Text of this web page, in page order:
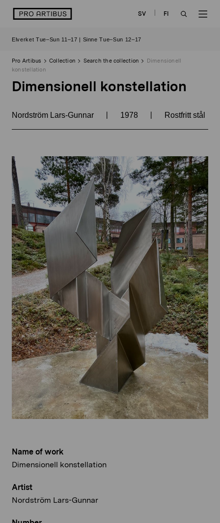
logo SV
FI
Elverket Tue–Sun 11–17 | Sinne Tue–Sun 12–17
Pro Artibus Collection Search the collection
Dimensionell
konstellation
Dimensionell konstellation
Nordström Lars-Gunnar | 1978 | Rostfritt stål
Name of work
Dimensionell konstellation
Artist
Nordström Lars-Gunnar